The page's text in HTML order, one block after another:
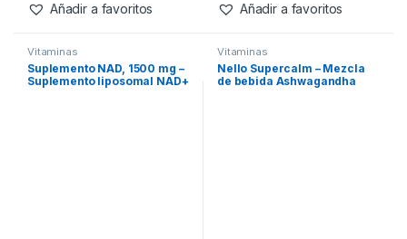
Añadir a favoritos Añadir a favoritos
Vitaminasㅤ
Suplemento NAD, 1500 mg –
Suplemento liposomal NAD+
Vitaminasㅤ
Nello Supercalm – Mezcla
de bebida Ashwagandha